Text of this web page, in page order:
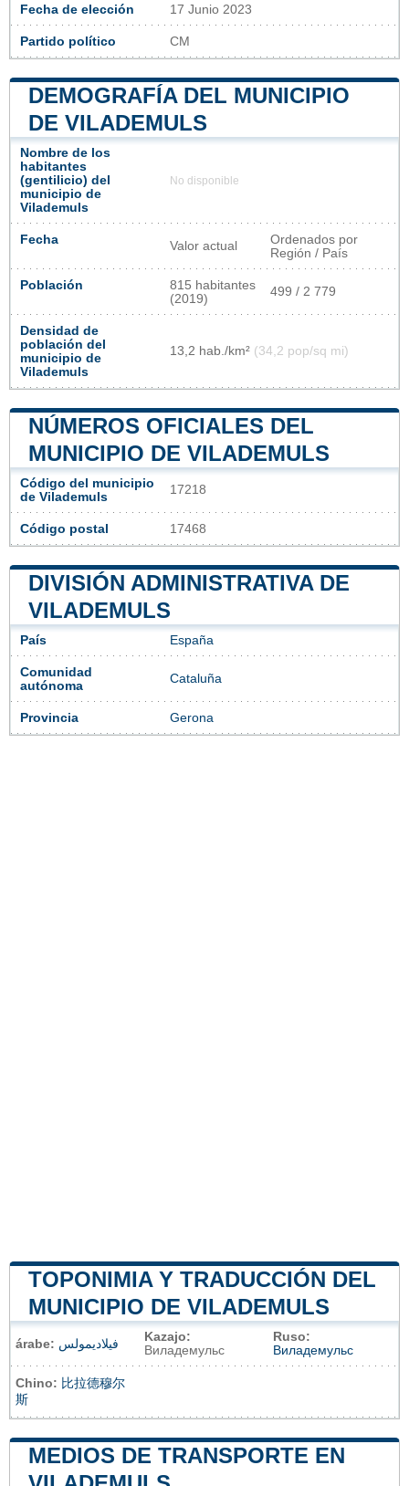
Fecha de elección 17 Junio 2023
Partido político CM
DEMOGRAFÍA DEL MUNICIPIO
DE VILADEMULS
Nombre de los
habitantes
(gentilicio) del
municipio de
Vilademuls
No disponible
Fecha Valor actual
Ordenados por
Región / País
Población
815 habitantes
(2019)
499 / 2 779
Densidad de
población del
municipio de
Vilademuls
13,2 hab./km² (34,2 pop/sq mi)
NÚMEROS OFICIALES DEL
MUNICIPIO DE VILADEMULS
Código del municipio
de Vilademuls
17218
Código postal 17468
DIVISIÓN ADMINISTRATIVA DE
VILADEMULS
País España
Comunidad
autónoma
Cataluña
Provincia Gerona
TOPONIMIA Y TRADUCCIÓN DEL
MUNICIPIO DE VILADEMULS
árabe: فيلاديمولس
Kazajo:
Виладемульс
Ruso:
Виладемульс
Chino: 比拉德穆尔
斯
MEDIOS DE TRANSPORTE EN